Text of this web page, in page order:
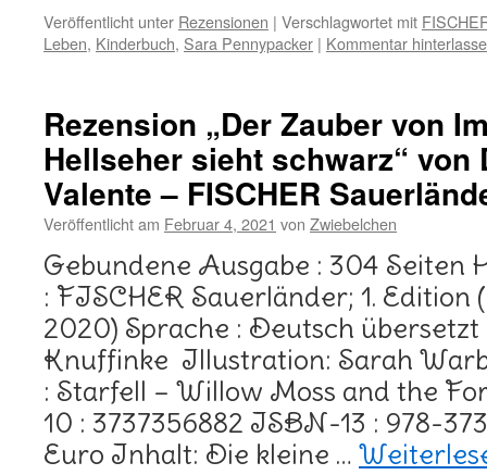
Veröffentlicht unter Rezensionen | Verschlagwortet mit
Leben, Kinderbuch, Sara Pennypacker | Kommentar
Rezension „Der Zauber von
Hellseher sieht schwarz“ von
Valente – FISCHER
Veröffentlicht am Februar 4, 2021 von Zwiebelchen
Gebundene Ausgabe : 304 Seiten
: FISCHER Sauerländer; 1. Edition
2020) Sprache : Deutsch
Knuffinke Illustration: Sarah
: Starfell – Willow Moss and the
10 : 3737356882 ISBN-13 : 978-
Euro Inhalt: Die kleine …